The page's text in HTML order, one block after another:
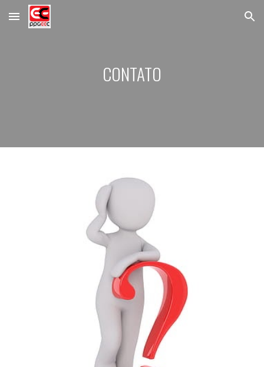
Skip to main content Skip to navigation
CONTATO